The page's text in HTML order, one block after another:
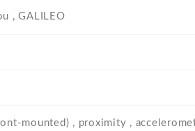
, GALILEO
mounted) , proximity ,